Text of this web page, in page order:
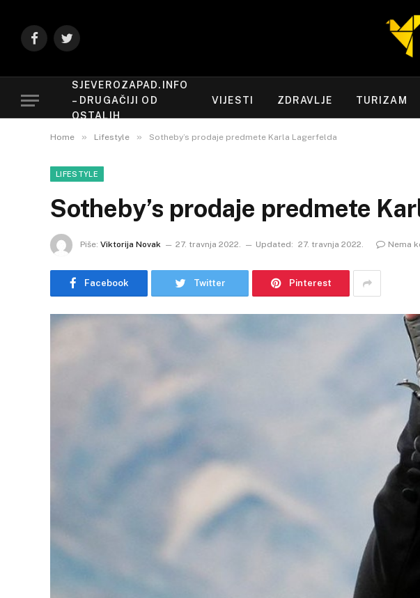
FacebookTwitter
SJEVEROZAPAD.INFO
– DRUGAČIJI OD
OSTALIH
VIJESTI ZDRAVLJE TURIZAM
Home » Lifestyle » Sotheby’s prodaje predmete Karla Lagerfelda
LIFESTYLE
Sotheby’s prodaje predmete
Piše: Viktorija Novak 27. travnja 2022. Updated: 27. travnja 2022. Nema
Facebook Twitter Pinterest